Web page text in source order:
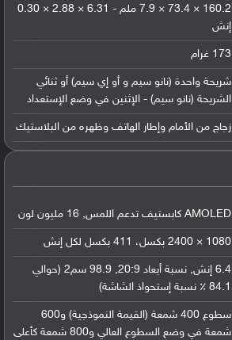
160.2 × 73.4 × 7.9 ملم - 6.31 × 2.88 × 0.30
إنش
173 غرام
شريحة واحدة (نانو سيم و أو إي سيم) أو ثنائي
الشريحة (نانو سيم) - الإثنين في وضع الإستعداد
زجاج من الأمام وإطار الهاتف وظهره من البلاستيك
AMOLED كابستيف تدعم اللمس, 16 مليون لون
1080 × 2400 بكسل، 411 بكسل لكل إنش
6.4 إنش, نسبة أبعاد 20:9, 98.9 سم2 (حوالي
84.1 ٪ نسبة إستحواذ الشاشة)
سطوع 400 شمعة (القيمة النموذجية) و600
شمعة في وضع السطوع العالي و800 شمعة كأعلى